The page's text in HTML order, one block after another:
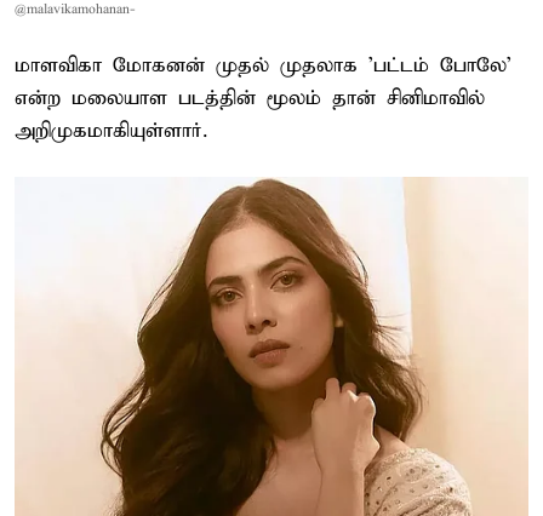
@malavikamohanan-
மாளவிகா மோகனன் முதல் முதலாக 'பட்டம் போலே'
என்ற மலையாள படத்தின் மூலம் தான் சினிமாவில்
அறிமுகமாகியுள்ளார்.